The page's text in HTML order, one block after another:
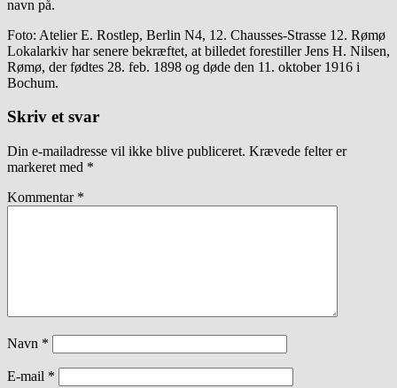
navn på.
Foto: Atelier E. Rostlep, Berlin N4, 12. Chausses-Strasse 12. Rømø
Lokalarkiv har senere bekræftet, at billedet forestiller Jens H. Nilsen,
Rømø, der fødtes 28. feb. 1898 og døde den 11. oktober 1916 i
Bochum.
Skriv et svar
Din e-mailadresse vil ikke blive publiceret. Krævede felter er
markeret med *
Kommentar *
Navn *
E-mail *